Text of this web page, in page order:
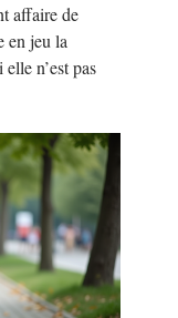
affaire de
en jeu la
n’est pas